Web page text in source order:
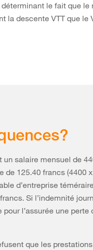
le fait que le
la descente VTT que le
salaire mensuel de
125.40 francs (4400
d’entreprise
Si l’indemnité
l’assurée une perte
que les